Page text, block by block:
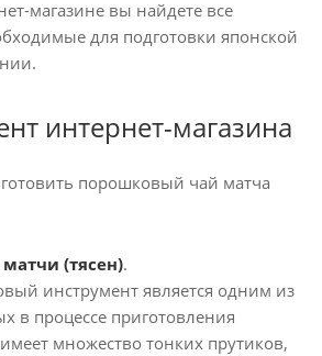
магазине вы найдете все
для подготовки японской
интернет-магазина
порошковый чай матча
(тясен).
инструмент является одним из
в процессе приготовления
множество тонких прутиков,